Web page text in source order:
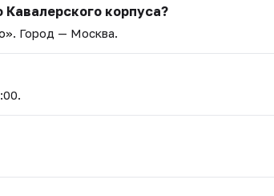
корпуса?
. Город — Москва.